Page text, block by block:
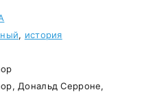
, история
Дональд Серроне,